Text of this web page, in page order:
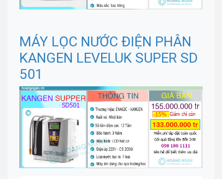
MÁY LỌC NƯỚC ĐIỆN PHÂN
KANGEN LEVELUK SUPER SD
501